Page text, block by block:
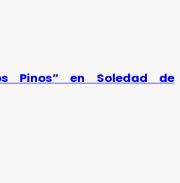
Pinos” en Soledad de